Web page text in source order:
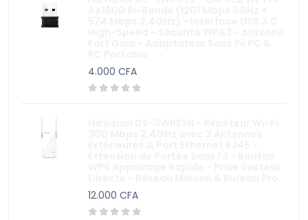
Interphone et visiophone
Accessoires et réseaux
Moniteur ( Ecran)
Barrière - Portique - Detecteur métaux
4.000 CFA
12.000 CFA